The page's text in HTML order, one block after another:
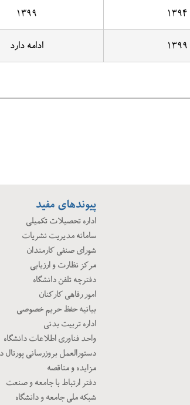
۱۳۹۴
۱۳۹۹
۱۳۹۹ ادامه دارد
پیوندهای مفید
اداره تحصیلات تکمیلی
سامانه مدیریت نشریات
شورای صنفی کارمندان
مرکز نظارت و ارزیابی
دفترچه تلفن دانشگاه
امور رفاهی کارکنان
بیانیه حفظ حریم خصوصی
اداره تربیت بدنی
واحد فناوری اطلاعات دانشگاه
دستورالعمل بروزرسانی پورتال
مزایده و مناقصه
دفتر ارتباط با جامعه و صنعت
شبکه ملی جامعه و دانشگاه